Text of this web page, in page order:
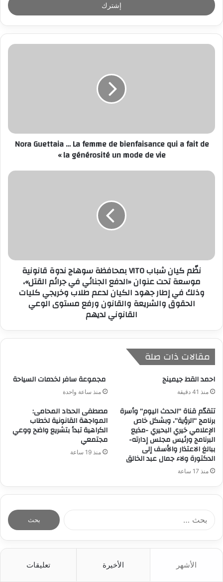
ل
ر
د
ر
Nora Guettaia … La femme de bienfaisance qui a fait de
la générosité un mode de vie »
نظّم كيان شباب VITO بمحافظة سوهاج ندوة قانونية
موسعة تحت عنوان «الدفع الجنائي في جرائم القتل»،
وذلك في إطار جهود الكيان لدعم طلاب وخريجي كليات
الحقوق والشريعة والقانون ورفع مستوى الوعي
القانوني لديهم
مقالات ذات صلة
احمد القط جيمينج
منذ 41 دقيقة
مجموعة سافر لخدمات السياحة
منذ ساعة واحدة
تتقدّم قناة “الحدث اليوم” وأسرة
برنامج “الرؤية”، وبشكل خاص
الإعلامي خيري البحيري -مذيع
البرنامج ورئيس مجلس إدارته-
ببالغ الاعتذار والأسف إلى
الدكتورة ولاء جمال عبد الخالق
منذ 17 ساعة
مصطفى الحداد المحامى:
المواجهة القانونية لخطاب
الكراهية تبدأ بتشريع واضح ووعي
مجتمعي
منذ 19 ساعة
الأشهر الأخيرة تعليقات